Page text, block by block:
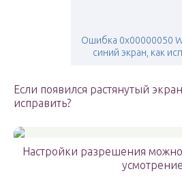
Ошибка 0x00000050
синий экран, как
Если появился растянутый
исправить?
Настройки разрешения можно
усмотрение